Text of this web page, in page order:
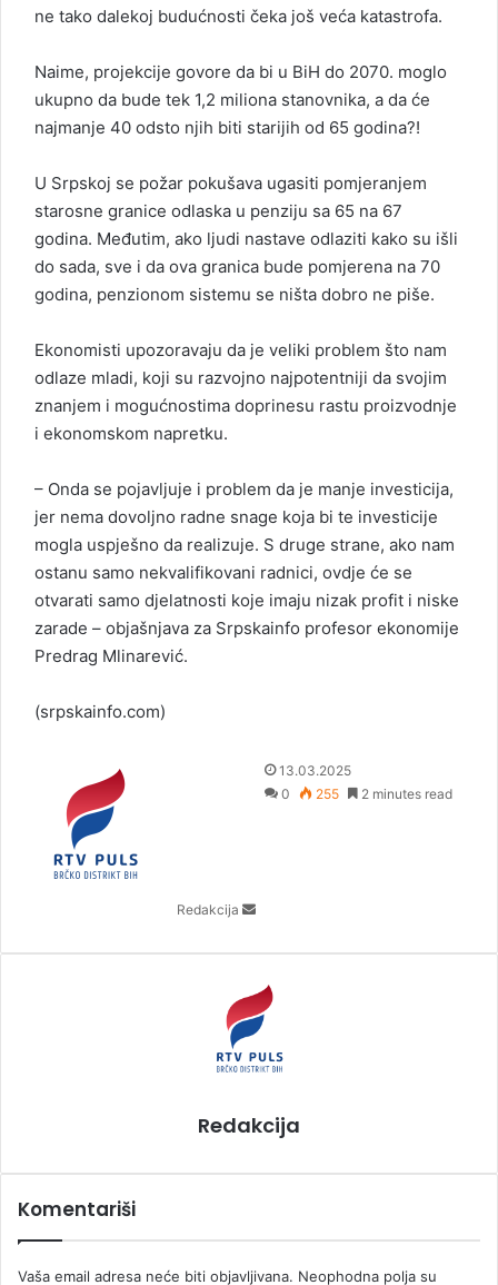
ne tako dalekoj budućnosti čeka još veća katastrofa.
Naime, projekcije govore da bi u BiH do 2070. moglo
ukupno da bude tek 1,2 miliona stanovnika, a da će
najmanje 40 odsto njih biti starijih od 65 godina?!
U Srpskoj se požar pokušava ugasiti pomjeranjem
starosne granice odlaska u penziju sa 65 na 67
godina. Međutim, ako ljudi nastave odlaziti kako su išli
do sada, sve i da ova granica bude pomjerena na 70
godina, penzionom sistemu se ništa dobro ne piše.
Ekonomisti upozoravaju da je veliki problem što nam
odlaze mladi, koji su razvojno najpotentniji da svojim
znanjem i mogućnostima doprinesu rastu proizvodnje
i ekonomskom napretku.
– Onda se pojavljuje i problem da je manje investicija,
jer nema dovoljno radne snage koja bi te investicije
mogla uspješno da realizuje. S druge strane, ako nam
ostanu samo nekvalifikovani radnici, ovdje će se
otvarati samo djelatnosti koje imaju nizak profit i niske
zarade – objašnjava za Srpskainfo profesor ekonomije
Predrag Mlinarević.
(srpskainfo.com)
Redakcija
a
13.03.2025
0
255 2 minutes read
Redakcija
Komentariši
Vaša email adresa neće biti objavljivana. Neophodna polja su